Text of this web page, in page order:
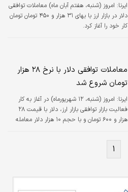
ایرنا: امروز (شنبه‌، هفتم آبان ماه) معاملات توافقی
دلار در بازار ارز با بهای ۳۱ هزار و ۴۵۰ تومان تومان
کار خود را آغاز کرد.
معاملات توافقی دلار با نرخ ۲۸ هزار
تومان شروع شد
ایرنا:
امروز (شنبه،‌ ۱۲ شهریورماه) در آغاز به کار
فعالیت بازار توافقی بازار ارز، دلار با قیمت ۲۸
هزار و ۶۰۰ تومان و با حجم ۱۰ هزار دلار معامله
۱